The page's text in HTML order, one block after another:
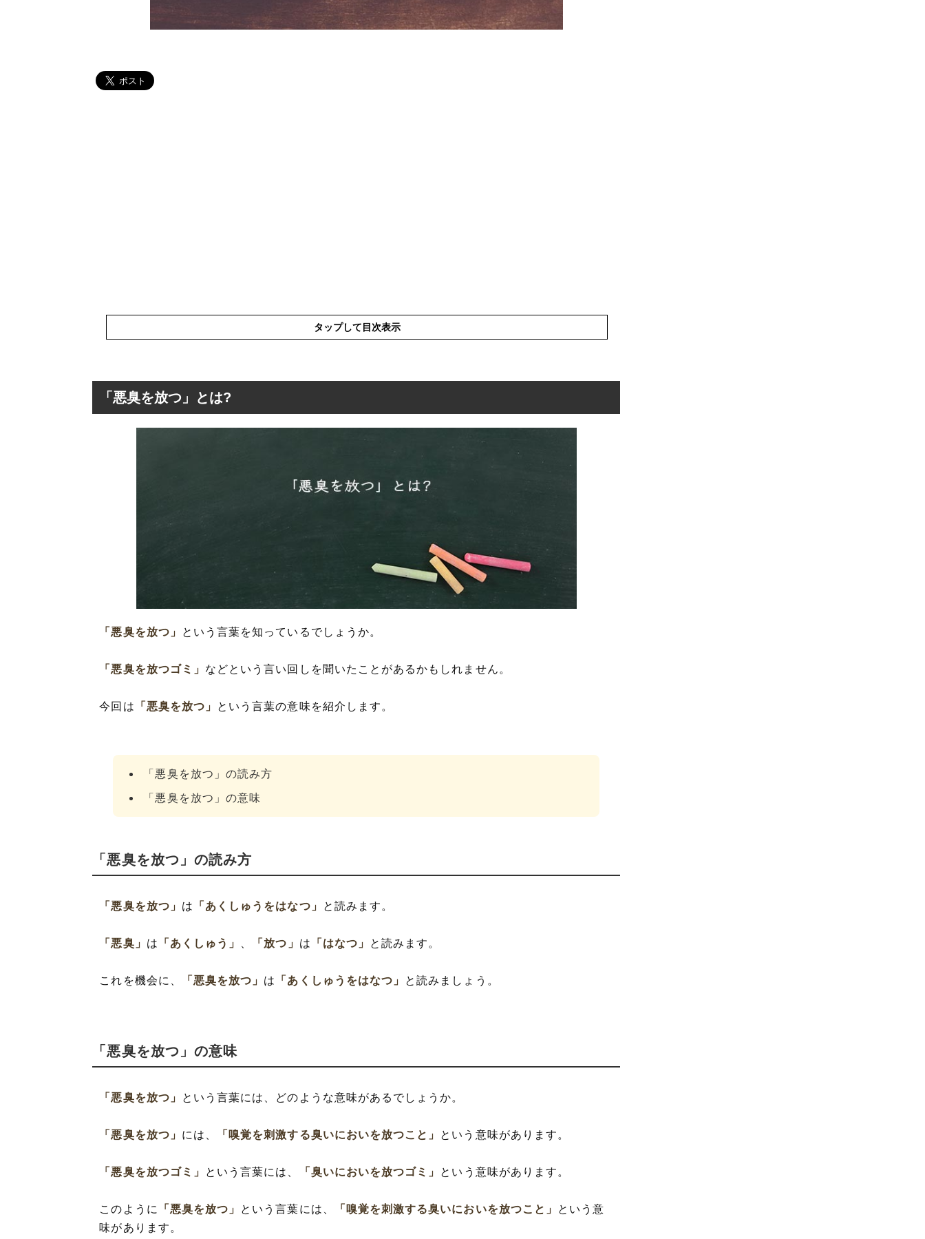
タップして目次表示
「悪臭を放つ」を使った例文や短文など
「悪臭を放つ」とは?
「悪臭を放つ」 という言葉を知っているでしょうか。
「悪臭を放つゴミ」 などという言い回しを聞いたことがあるかもしれません。
今回は 「悪臭を放つ」 という言葉の意味を紹介します。
「悪臭を放つ」の読み方
「悪臭を放つ」の意味
「悪臭を放つ」の読み方
「悪臭を放つ」 は 「あくしゅうをはなつ」 と読みます。
「悪臭」 は 「あくしゅう」 「放つ」 は 「はなつ」 と読みます。
これを機会に、 「悪臭を放つ」 は 「あくしゅうをはなつ」 と読みましょう。
「悪臭を放つ」の意味
「悪臭を放つ」 という言葉には、どのような意味があるでしょうか。
「悪臭を放つ」 には、 「嗅覚を刺激する臭いにおいを放つこと」 という意味があります。
「悪臭を放つゴミ」 という言葉には、 「臭いにおいを放つゴミ」 という意味があります。
このように 「悪臭を放つ」 という言葉には、 「嗅覚を刺激する臭いにおいを放つこと」
という意
味があります。